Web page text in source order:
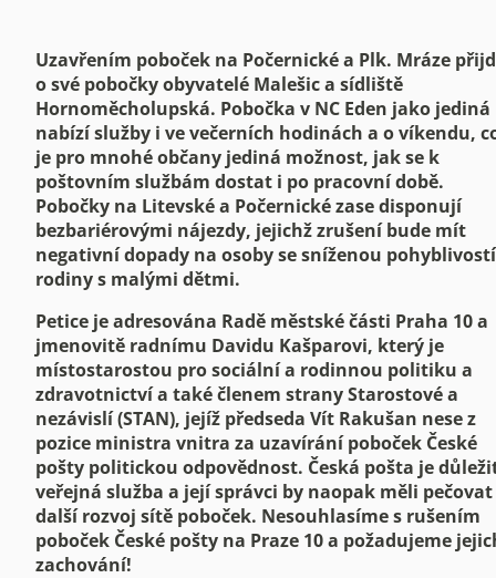
Uzavřením poboček na Počernické a Plk. Mráze
o své pobočky obyvatelé Malešic a sídliště
Hornoměcholupská. Pobočka v NC Eden jako jediná
nabízí služby i ve večerních hodinách a o víkendu,
je pro mnohé občany jediná možnost, jak se k
poštovním službám dostat i po pracovní době.
Pobočky na Litevské a Počernické zase disponují
bezbariérovými nájezdy, jejichž zrušení bude mít
negativní dopady na osoby se sníženou
rodiny s malými dětmi.
Petice je adresována Radě městské části Praha 10 a
jmenovitě radnímu Davidu Kašparovi, který je
místostarostou pro sociální a rodinnou politiku a
zdravotnictví a také členem strany Starostové a
nezávislí (STAN), jejíž předseda Vít Rakušan nese z
pozice ministra vnitra za uzavírání poboček České
pošty politickou odpovědnost. Česká pošta je
veřejná služba a její správci by naopak měli pečovat
další rozvoj sítě poboček. Nesouhlasíme s rušením
poboček České pošty na Praze 10 a požadujeme
zachování!